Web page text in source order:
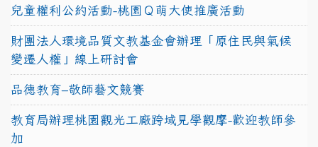
兒童權利公約活動-桃園Ｑ萌大使推廣活動
財團法人環境品質文教基金會辦理「原住民與氣候
變遷人權」線上研討會
品德教育–敬師藝文競賽
教育局辦理桃園觀光工廠跨域見學觀摩-歡迎教師參
加